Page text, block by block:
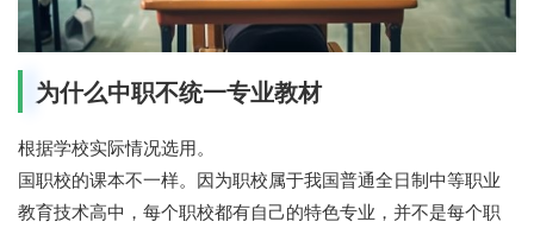
为什么中职不统一专业教材
根据学校实际情况选用。
国职校的课本不一样。因为职校属于我国普通全日制中等职业
教育技术高中，每个职校都有自己的特色专业，并不是每个职